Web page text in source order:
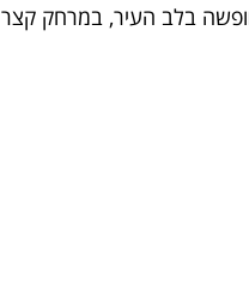
בלב העיר, במרחק קצר